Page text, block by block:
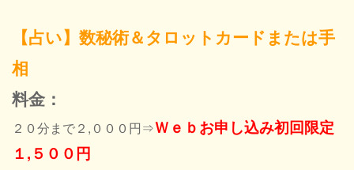
【占い】数秘術＆タロットカードまたは手
相
料金：
２０分まで２,０００円⇒Ｗｅｂお申し込み初回限定
１,５００円